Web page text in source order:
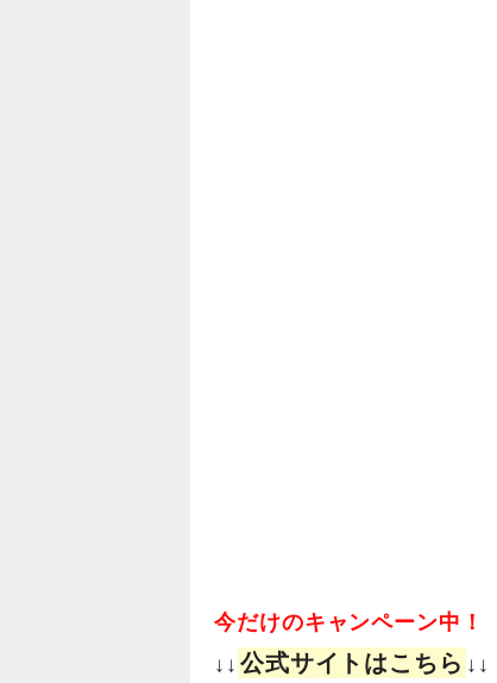
今だけのキャンペーン中！
↓↓ 公式サイトはこちら ↓↓